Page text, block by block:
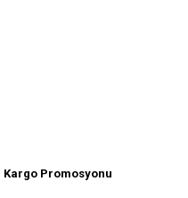
Kargo Promosyonu